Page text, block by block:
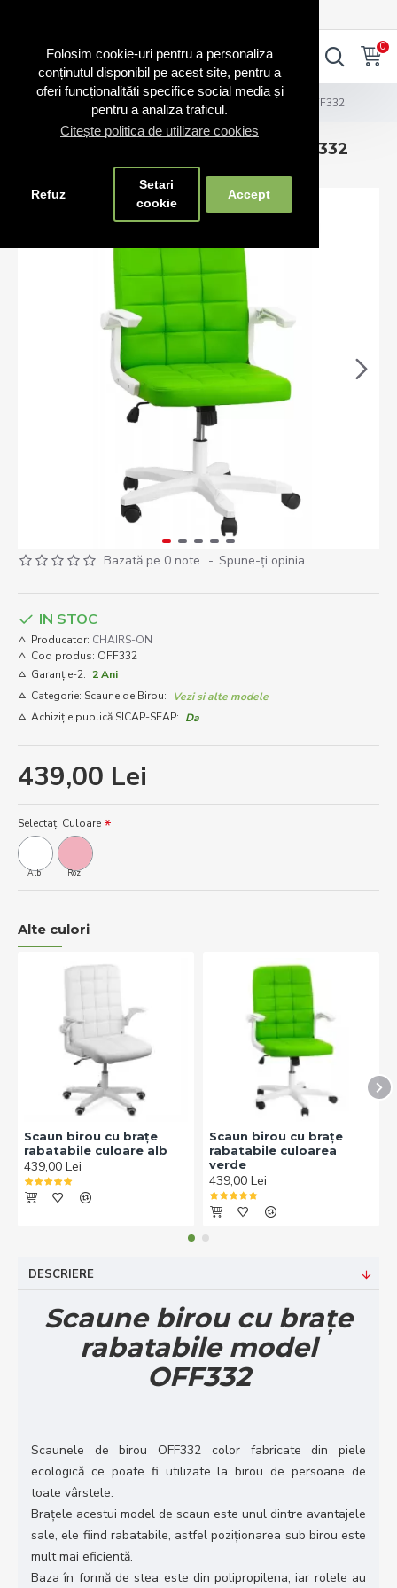
Folosim cookie-uri pentru a personaliza
conținutul disponibil pe acest site, pentru a
oferi funcționalităti specifice social media și
pentru a analiza traficul.
Citește politica de utilizare cookies
Refuz
Setari
cookie
Accept
0
Scaune birou Scaun birou cu brațe rabatabile OFF332
Scaun birou cu brațe rabatabile OFF332
Bazată pe 0 note. - Spune-ţi opinia
439,00 Lei
IN STOC
Producator: CHAIRS-ON
Cod produs: OFF332
Garanție-2: 2 Ani
Categorie: Scaune de Birou:
Vezi si alte modele
Achiziție publică SICAP-SEAP: Da
Selectați Culoare
Alb Roz
Alte culori
Scaun birou cu brațe
rabatabile culoare alb
439,00 Lei
Scaun birou cu brațe
rabatabile culoarea
verde
439,00 Lei
DESCRIERE
Scaune birou cu brațe
rabatabile model
OFF332
Scaunele de birou OFF332 color fabricate din piele
ecologică ce poate fi utilizate la birou de persoane de
toate vârstele.
Brațele acestui model de scaun este unul dintre avantajele
sale, ele fiind rabatabile, astfel poziționarea sub birou este
mult mai eficientă.
Baza în formă de stea este din polipropilena, iar rolele au